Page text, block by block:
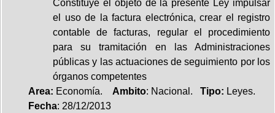
Constituye el objeto de la presente Ley impulsar
el uso de la factura electrónica, crear el registro
contable de facturas, regular el procedimiento
para su tramitación en las Administraciones
públicas y las actuaciones de seguimiento por los
órganos competentes
Area: Economía. Ambito: Nacional. Tipo: Leyes.
Fecha: 28/12/2013